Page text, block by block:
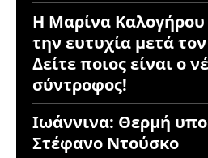
Η Μαρίνα Καλογήρου
την ευτυχία μετά
Δείτε ποιος είναι ο
σύντροφος!
Ιωάννινα: Θερμή
Στέφανο Ντούσκο